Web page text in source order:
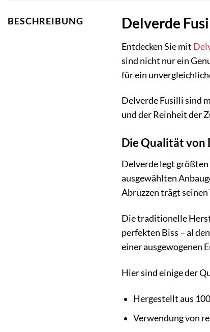
BESCHREIBUNG Delverde
Entdecken Sie mit
sind nicht nur ein
für ein
Delverde Fusilli sind
und der Reinheit der
Die Qualität von
Delverde legt
ausgewählten
Abruzzen trägt seinen
Die traditionelle
perfekten Biss – al
einer ausgewogenen
Hier sind einige der
Hergestellt aus
Verwendung von